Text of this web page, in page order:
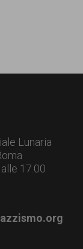
Lunaria
17.00